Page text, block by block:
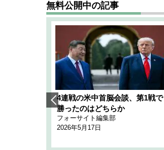
無料公開中の記事
4連戦の米中首脳会談、第1戦で
勝ったのはどちらか
フォーサイト編集部
2026年5月17日